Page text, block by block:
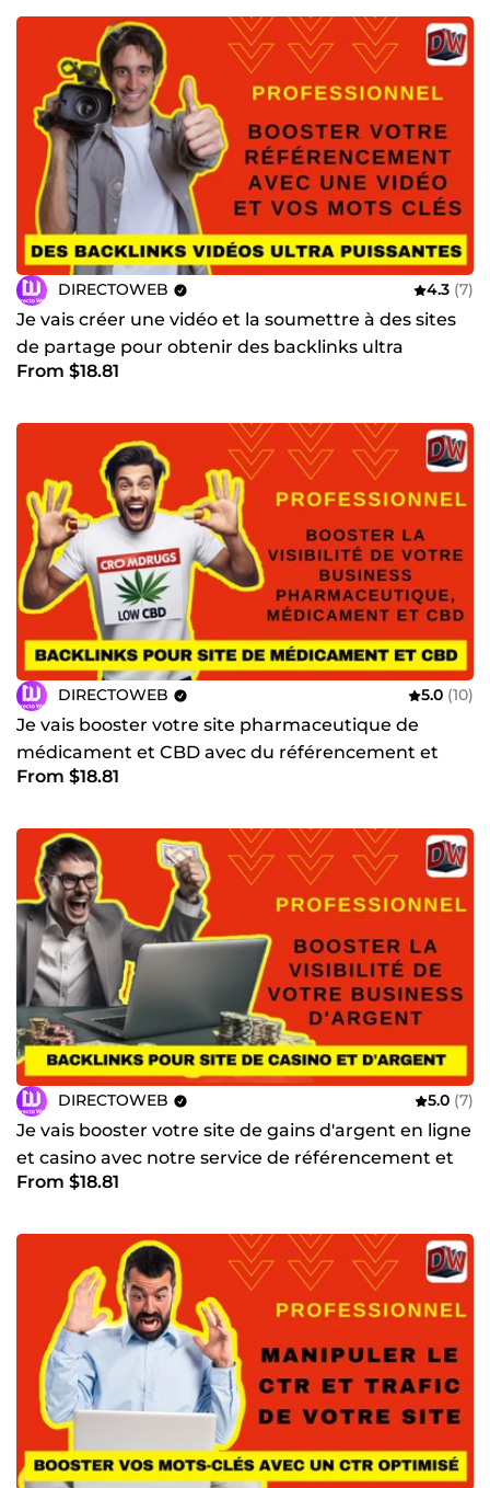
DIRECTOWEB 4.3 (7)
Je vais créer une vidéo et la soumettre à des sites
de partage pour obtenir des backlinks ultra
puissants
From $18.81
DIRECTOWEB 5.0 (10)
Je vais booster votre site pharmaceutique de
médicament et CBD avec du référencement et
des backlinks
From $18.81
DIRECTOWEB 5.0 (7)
Je vais booster votre site de gains d'argent en ligne
et casino avec notre service de référencement et
liens
From $18.81